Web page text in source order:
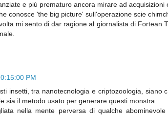
e più prematuro ancora mirare ad acquisizioni
conosce 'the big picture' sull'operazione scie
mi sento di dar ragione al giornalista di Fortean
PM
insetti, tra nanotecnologia e criptozoologia, siano
sia il metodo usato per generare questi monstra.
nella mente perversa di qualche